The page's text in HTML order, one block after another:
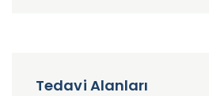
Tedavi Alanları